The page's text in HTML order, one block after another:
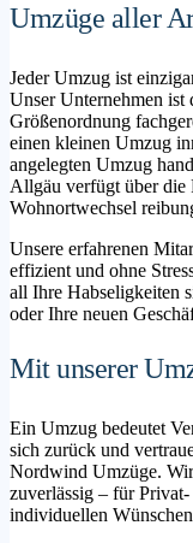
Umzüge aller
Jeder Umzug ist
Unser Unternehmen ist
Größenordnung
einen kleinen Umzug
angelegten Umzug
Allgäu verfügt über die
Wohnortwechsel
Unsere erfahrenen
effizient und ohne
all Ihre Habseligkeiten
oder Ihre neuen
Mit unserer
Ein Umzug bedeutet
sich zurück und
Nordwind Umzüge.
zuverlässig – für
individuellen